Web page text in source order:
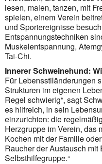
lesen, malen, tanzen, mit
spielen, einem Verein
und Sportereignisse
Entspannungstechniken
Muskel­entspan­nung,
Tai-Chi.
Innerer Schweinehund:
Für Lebensstiländerungen
Strukturen im eigenen
Regel schwierig“, sagt
es hilfreich, in sein
einzurichten: die
Herzgruppe im Verein, das
Kochen mit der Familie
Raucher der Austausch mit
Selbsthilfegruppe.“